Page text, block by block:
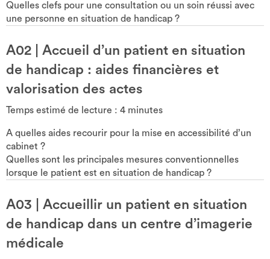
Quelles clefs pour une consultation ou un soin réussi avec
une personne en situation de handicap ?
A02
Accueil d’un patient en situation
de handicap : aides financières et
valorisation des actes
Temps estimé de lecture : 4 minutes
A quelles aides recourir pour la mise en accessibilité d’un
cabinet ?
Quelles sont les principales mesures conventionnelles
lorsque le patient est en situation de handicap ?
A03
Accueillir un patient en situation
de handicap dans un centre d’imagerie
médicale